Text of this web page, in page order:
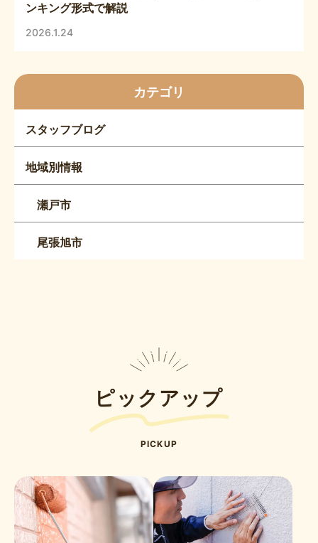
ンキング形式で解説
2026.1.24
カテゴリ
スタッフブログ
地域別情報
瀬戸市
尾張旭市
ピックアップ
PICKUP